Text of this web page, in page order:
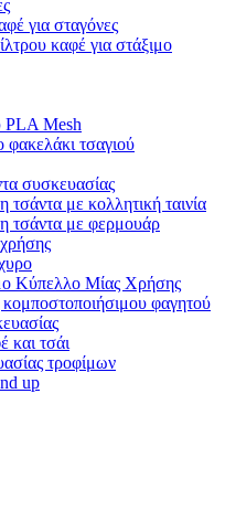
για σταγόνες
καφέ για στάξιμο
PLA Mesh
τσαγιού
συσκευασίας
τσάντα με κολλητική ταινία
τσάντα με φερμουάρ
Κύπελλο Μίας Χρήσης
κομποστοποιήσιμου φαγητού
και τσάι
τροφίμων
up